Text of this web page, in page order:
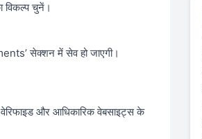
विकल्प चुनें।
सेक्शन में सेव हो जाएगी।
और आधिकारिक वेबसाइट्स के